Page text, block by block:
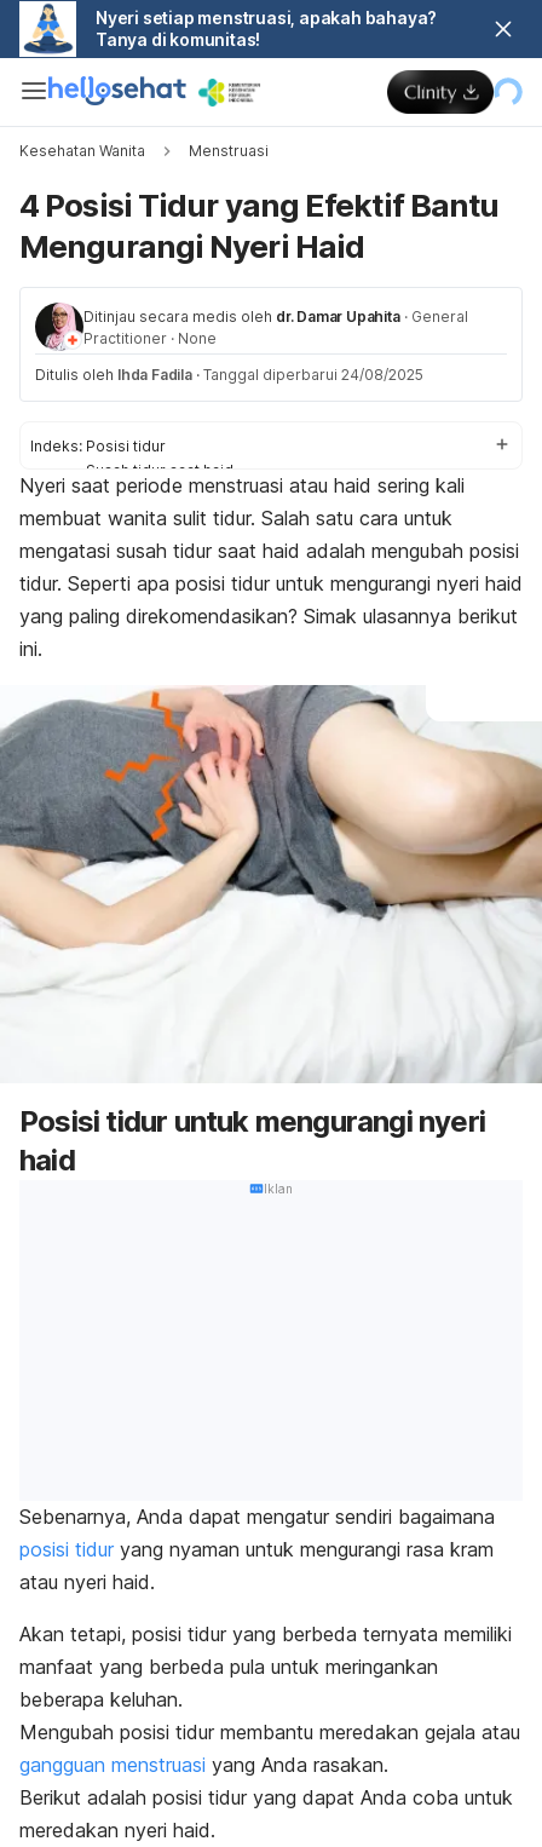
Nyeri setiap menstruasi, apakah bahaya?
Tanya di komunitas!
Kesehatan Wanita Menstruasi
4 Posisi Tidur yang Efektif Bantu
Mengurangi Nyeri Haid
Ditinjau secara medis oleh dr. Damar Upahita · General
Practitioner · None
Ditulis oleh Ihda Fadila · Tanggal diperbarui 24/08/2025
Indeks: Posisi tidur
Susah tidur saat haid
Cara mengurangi nyeri haid
Nyeri saat periode menstruasi atau haid sering kali
membuat wanita sulit tidur. Salah satu cara untuk
mengatasi susah tidur saat haid adalah mengubah posisi
tidur. Seperti apa posisi tidur untuk mengurangi nyeri haid
yang paling direkomendasikan? Simak ulasannya berikut
ini.
Posisi tidur untuk mengurangi nyeri
haid
Iklan
Sebenarnya, Anda dapat mengatur sendiri bagaimana
posisi tidur yang nyaman untuk mengurangi rasa kram
atau nyeri haid.
Akan tetapi, posisi tidur yang berbeda ternyata memiliki
manfaat yang berbeda pula untuk meringankan
beberapa keluhan.
Mengubah posisi tidur membantu meredakan gejala atau
gangguan menstruasi yang Anda rasakan.
Berikut adalah posisi tidur yang dapat Anda coba untuk
meredakan nyeri haid.